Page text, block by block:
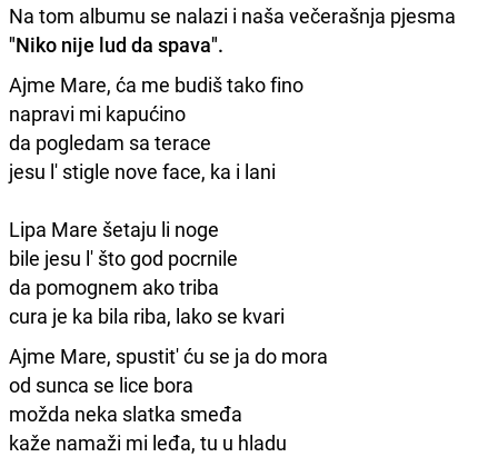
Na tom albumu se nalazi i naša večerašnja pjesma
"Niko nije lud da spava".
Ajme Mare, ća me budiš tako fino
napravi mi kapućino
da pogledam sa terace
jesu l' stigle nove face, ka i lani
Lipa Mare šetaju li noge
bile jesu l' što god pocrnile
da pomognem ako triba
cura je ka bila riba, lako se kvari
Ajme Mare, spustit' ću se ja do mora
od sunca se lice bora
možda neka slatka smeđa
kaže namaži mi leđa, tu u hladu